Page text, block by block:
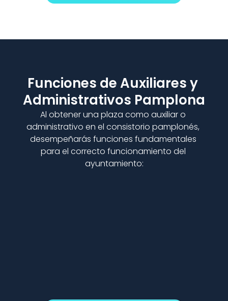
Funciones de Auxiliares y
Administrativos Pamplona
Al obtener una plaza como auxiliar o
administrativo en el consistorio pamplonés,
desempeñarás funciones fundamentales
para el correcto funcionamiento del
ayuntamiento: